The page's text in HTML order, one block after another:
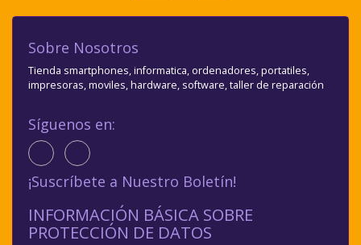
Sobre Nosotros
Tienda smartphones, informatica, ordenadores, portatiles,
impresoras, moviles, hardware, software, taller de reparación
Síguenos en:
¡Suscríbete a Nuestro Boletín!
INFORMACIÓN BÁSICA SOBRE
PROTECCIÓN DE DATOS